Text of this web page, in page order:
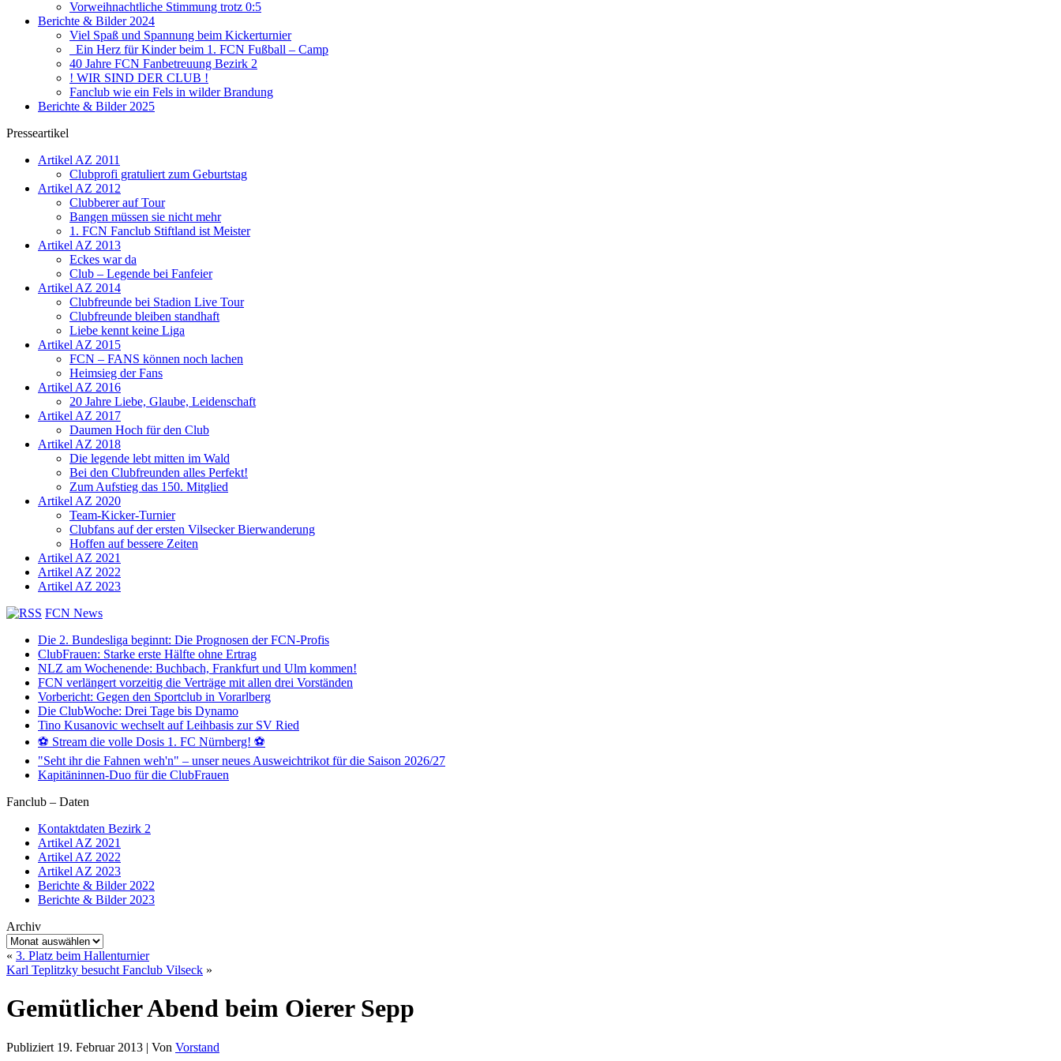
Vorweihnachtliche Stimmung trotz 0:5
Berichte & Bilder 2024
Viel Spaß und Spannung beim Kickerturnier
Ein Herz für Kinder beim 1. FCN Fußball – Camp
40 Jahre FCN Fanbetreuung Bezirk 2
! WIR SIND DER CLUB !
Fanclub wie ein Fels in wilder Brandung
Berichte & Bilder 2025
Presseartikel
Artikel AZ 2011
Clubprofi gratuliert zum Geburtstag
Artikel AZ 2012
Clubberer auf Tour
Bangen müssen sie nicht mehr
1. FCN Fanclub Stiftland ist Meister
Artikel AZ 2013
Eckes war da
Club – Legende bei Fanfeier
Artikel AZ 2014
Clubfreunde bei Stadion Live Tour
Clubfreunde bleiben standhaft
Liebe kennt keine Liga
Artikel AZ 2015
FCN – FANS können noch lachen
Heimsieg der Fans
Artikel AZ 2016
20 Jahre Liebe, Glaube, Leidenschaft
Artikel AZ 2017
Daumen Hoch für den Club
Artikel AZ 2018
Die legende lebt mitten im Wald
Bei den Clubfreunden alles Perfekt!
Zum Aufstieg das 150. Mitglied
Artikel AZ 2020
Team-Kicker-Turnier
Clubfans auf der ersten Vilsecker Bierwanderung
Hoffen auf bessere Zeiten
Artikel AZ 2021
Artikel AZ 2022
Artikel AZ 2023
FCN News
Die 2. Bundesliga beginnt: Die Prognosen der FCN-Profis
ClubFrauen: Starke erste Hälfte ohne Ertrag
NLZ am Wochenende: Buchbach, Frankfurt und Ulm kommen!
FCN verlängert vorzeitig die Verträge mit allen drei Vorständen
Vorbericht: Gegen den Sportclub in Vorarlberg
Die ClubWoche: Drei Tage bis Dynamo
Tino Kusanovic wechselt auf Leihbasis zur SV Ried
⚽️ Stream die volle Dosis 1. FC Nürnberg! ⚽️
"Seht ihr die Fahnen weh'n" – unser neues Ausweichtrikot für die Saison 2026/27
Kapitäninnen-Duo für die ClubFrauen
Fanclub – Daten
Kontaktdaten Bezirk 2
Artikel AZ 2021
Artikel AZ 2022
Artikel AZ 2023
Berichte & Bilder 2022
Berichte & Bilder 2023
Archiv
Archiv
« 3. Platz beim Hallenturnier
Karl Teplitzky besucht Fanclub Vilseck »
Gemütlicher Abend beim Oierer Sepp
Publiziert 19. Februar 2013 | Von Vorstand